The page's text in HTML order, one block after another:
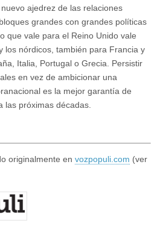
ajedrez de las relaciones
grandes con grandes políticas
que vale para el Reino Unido vale
los nórdicos, también para Francia y
Italia, Portugal o Grecia. Persistir
en vez de ambicionar una
es la mejor garantía de
las próximas décadas.
originalmente en vozpopuli.com (ver